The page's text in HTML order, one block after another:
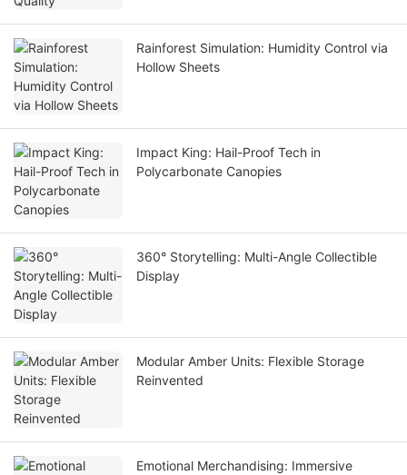
Rainforest Simulation: Humidity Control via
Hollow Sheets
Impact King: Hail-Proof Tech in
Polycarbonate Canopies
360° Storytelling: Multi-Angle Collectible
Display
Modular Amber Units: Flexible Storage
Reinvented
Emotional Merchandising: Immersive